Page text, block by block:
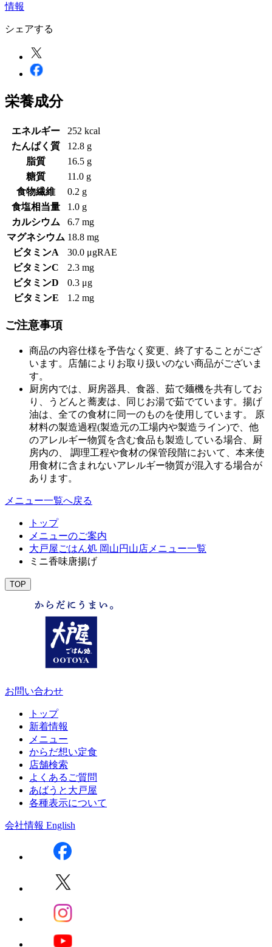
情報
シェアする
栄養成分
エネルギー
252 kcal
たんぱく質
12.8 g
脂質
16.5 g
糖質
11.0 g
食物繊維
0.2 g
食塩相当量
1.0 g
カルシウム
6.7 mg
マグネシウム 18.8 mg
ビタミンA
30.0 μgRAE
ビタミンC
2.3 mg
ビタミンD
0.3 μg
ビタミンE
1.2 mg
ご注意事項
商品の内容仕様を予告なく変更、終了することがござ
います。店舗によりお取り扱いのない商品がございま
す。
厨房内では、厨房器具、食器、茹で麺機を共有してお
り、うどんと蕎麦は、同じお湯で茹でています。揚げ
油は、全ての食材に同一のものを使用しています。 原
材料の製造過程(製造元の工場内や製造ライン)で、他
のアレルギー物質を含む食品も製造している場合、厨
房内の、 調理工程や食材の保管段階において、本来使
用食材に含まれないアレルギー物質が混入する場合が
あります。
メニュー一覧へ戻る
トップ
メニューのご案内
大戸屋ごはん処 岡山円山店メニュー一覧
ミニ香味唐揚げ
TOP
お問い合わせ
トップ
新着情報
メニュー
からだ想い定食
店舗検索
よくあるご質問
あばうと大戸屋
各種表示について
会社情報 English